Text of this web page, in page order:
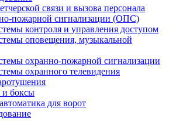
связи и вызова персонала
пожарной сигнализации (ОПС)
контроля и управления доступом
оповещения, музыкальной
охранно-пожарной сигнализации
охранного телевидения
боксы
для ворот